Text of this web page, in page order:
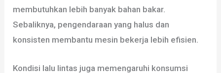
membutuhkan lebih banyak bahan bakar.
Sebaliknya, pengendaraan yang halus dan
konsisten membantu mesin bekerja lebih efisien.
Kondisi lalu lintas juga memengaruhi konsumsi